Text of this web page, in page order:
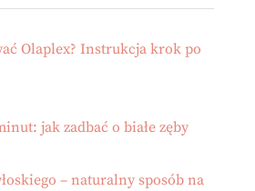
Olaplex? Instrukcja krok po
jak zadbać o białe zęby
– naturalny sposób na